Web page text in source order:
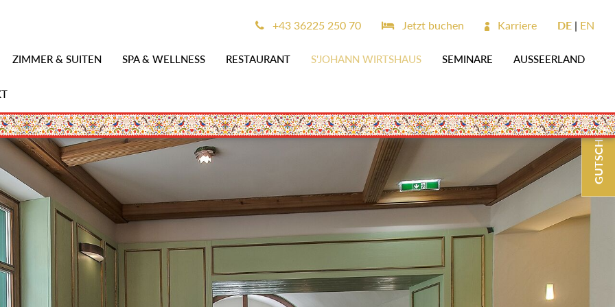
ZIMMER & SUITEN SPA & WELLNESS RESTAURANT S'JOHANN WIRTSHAUS SEMINARE AUSSEERLAND
+43 36225 250 70 Jetzt buchen Karriere DE EN
GUTSCHEINE